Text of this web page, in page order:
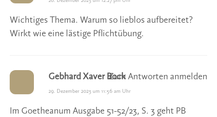
Wichtiges Thema. Warum so lieblos aufbereitet?
Wirkt wie eine lästige Pflichtübung.
Gebhard Xaver Bock
29. Dezember 2023 um 11:56 am Uhr
Im Goetheanum Ausgabe 51-52/23, S. 3 geht PB
Zum Antworten anmelden